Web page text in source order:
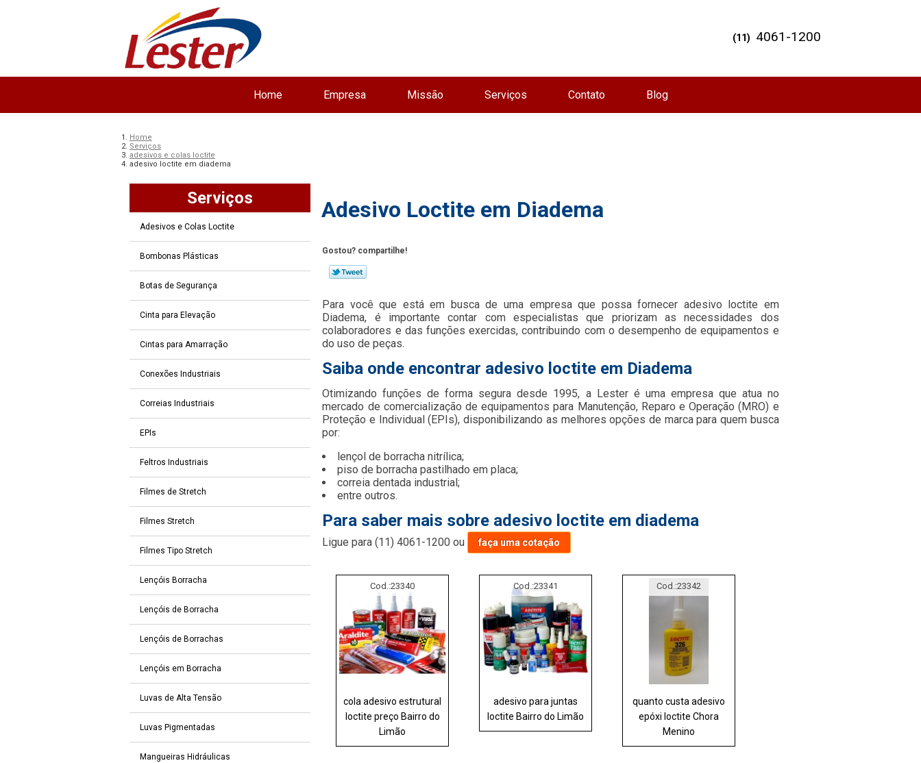
Home Empresa Missão Serviços Contato Blog
(11) 4061-1200
Home
Serviços
adesivos e colas loctite
adesivo loctite em diadema
Serviços
Adesivos e Colas Loctite
Bombonas Plásticas
Botas de Segurança
Cinta para Elevação
Cintas para Amarração
Conexões Industriais
Correias Industriais
EPIs
Feltros Industriais
Filmes de Stretch
Filmes Stretch
Filmes Tipo Stretch
Lençóis Borracha
Lençóis de Borracha
Lençóis de Borrachas
Lençóis em Borracha
Luvas de Alta Tensão
Luvas Pigmentadas
Mangueiras Hidráulicas
Adesivo Loctite em Diadema
Gostou? compartilhe!
Para você que está em busca de uma empresa que possa fornecer adesivo loctite em
Diadema, é importante contar com especialistas que priorizam as necessidades dos
colaboradores e das funções exercidas, contribuindo com o desempenho de equipamentos e
do uso de peças.
Saiba onde encontrar adesivo loctite em Diadema
Otimizando funções de forma segura desde 1995, a Lester é uma empresa que atua no
mercado de comercialização de equipamentos para Manutenção, Reparo e Operação (MRO) e
Proteção e Individual (EPIs), disponibilizando as melhores opções de marca para quem busca
por:
lençol de borracha nitrílica;
piso de borracha pastilhado em placa;
correia dentada industrial;
entre outros.
Para saber mais sobre adesivo loctite em diadema
Ligue para(11) 4061-1200 ou faça uma cotação
Cod.:23340
cola adesivo estrutural
loctite preço Bairro do
Limão
Cod.:23341
adesivo para juntas
loctite Bairro do Limão
Cod.:23342
quanto custa adesivo
epóxi loctite Chora
Menino